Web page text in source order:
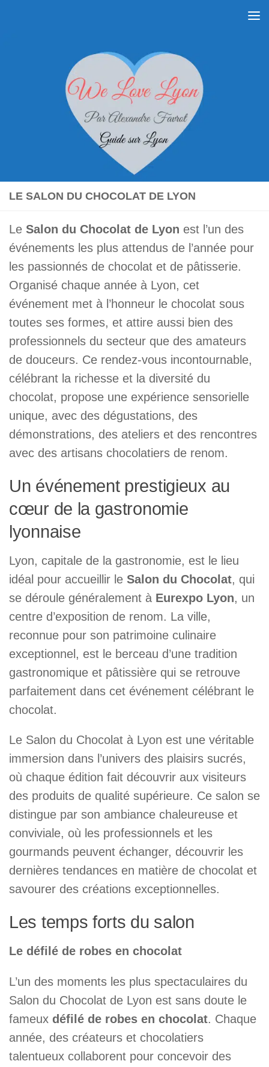
LE SALON DU CHOCOLAT DE LYON
Le Salon du Chocolat de Lyon est l’un des
événements les plus attendus de l’année pour
les passionnés de chocolat et de pâtisserie.
Organisé chaque année à Lyon, cet
événement met à l’honneur le chocolat sous
toutes ses formes, et attire aussi bien des
professionnels du secteur que des amateurs
de douceurs. Ce rendez-vous incontournable,
célébrant la richesse et la diversité du
chocolat, propose une expérience sensorielle
unique, avec des dégustations, des
démonstrations, des ateliers et des rencontres
avec des artisans chocolatiers de renom.
Un événement prestigieux au
cœur de la gastronomie
lyonnaise
Lyon, capitale de la gastronomie, est le lieu
idéal pour accueillir le Salon du Chocolat, qui
se déroule généralement à Eurexpo Lyon, un
centre d’exposition de renom. La ville,
reconnue pour son patrimoine culinaire
exceptionnel, est le berceau d’une tradition
gastronomique et pâtissière qui se retrouve
parfaitement dans cet événement célébrant le
chocolat.
Le Salon du Chocolat à Lyon est une véritable
immersion dans l’univers des plaisirs sucrés,
où chaque édition fait découvrir aux visiteurs
des produits de qualité supérieure. Ce salon se
distingue par son ambiance chaleureuse et
conviviale, où les professionnels et les
gourmands peuvent échanger, découvrir les
dernières tendances en matière de chocolat et
savourer des créations exceptionnelles.
Les temps forts du salon
Le défilé de robes en chocolat
L’un des moments les plus spectaculaires du
Salon du Chocolat de Lyon est sans doute le
fameux défilé de robes en chocolat. Chaque
année, des créateurs et chocolatiers
talentueux collaborent pour concevoir des